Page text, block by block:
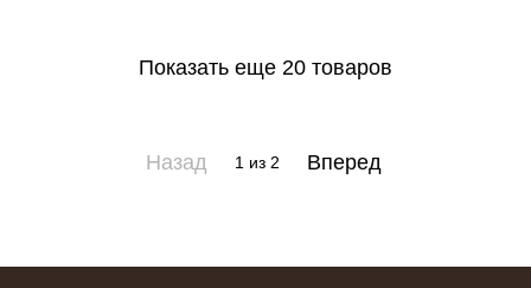
Показать еще 20 товаров
Назад 1 из 2 Вперед